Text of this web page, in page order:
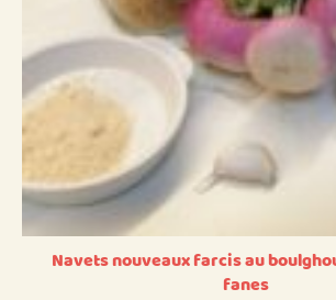
Navets nouveaux farcis au
fanes